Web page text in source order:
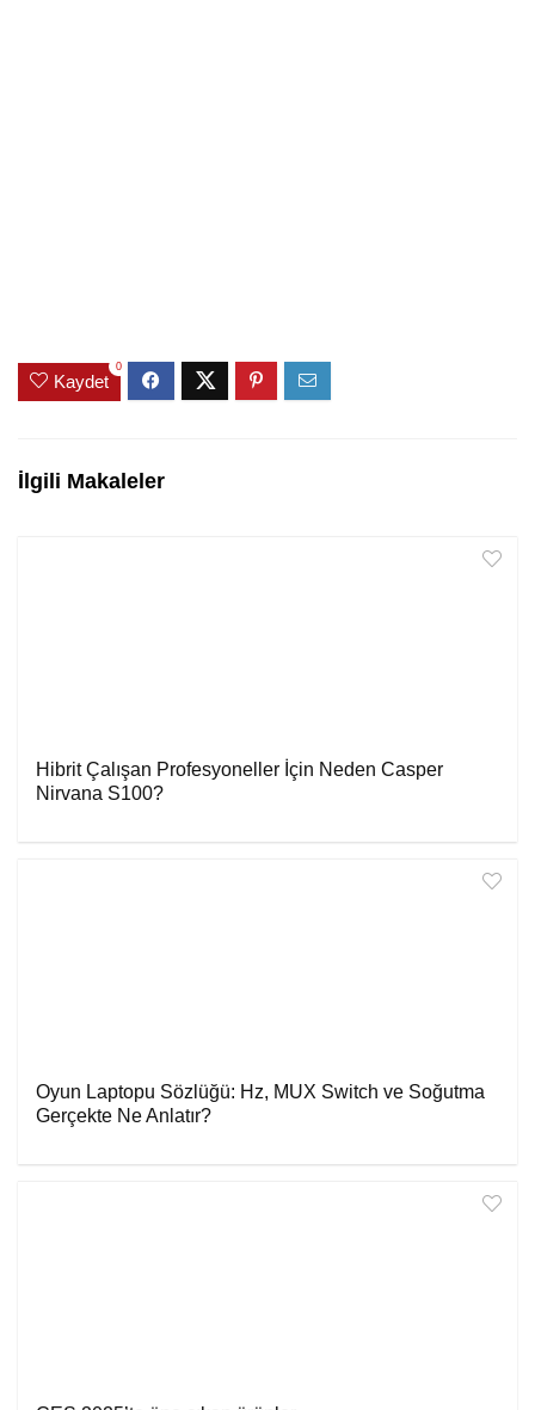
Kaydet
0
İlgili Makaleler
Hibrit Çalışan Profesyoneller İçin Neden Casper
Nirvana S100?
Oyun Laptopu Sözlüğü: Hz, MUX Switch ve Soğutma
Gerçekte Ne Anlatır?